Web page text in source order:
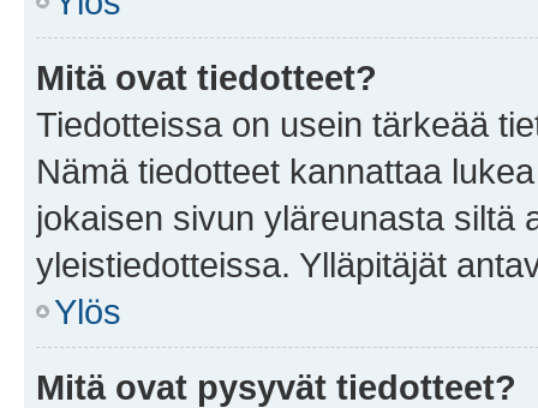
Mitä ovat tiedotteet?
Tiedotteissa on usein tärkeää
Nämä tiedotteet kannattaa
jokaisen sivun yläreunasta siltä
yleistiedotteissa. Ylläpitäjät
Ylös
Mitä ovat pysyvät tiedotteet?